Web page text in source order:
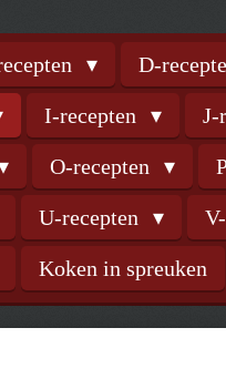
D-
I-recepten J-
O-recepten
U-recepten
Koken in spreuken